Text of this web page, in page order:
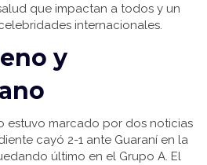
que impactan a todos y un
internacionales.
y
estuvo marcado por dos noticias
cayó 2-1 ante Guaraní en la
último en el Grupo A. El